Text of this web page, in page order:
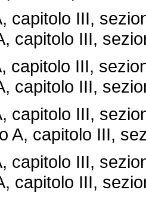
III,
capitolo III,
III,
capitolo III,
III,
A, capitolo III,
III,
capitolo III,